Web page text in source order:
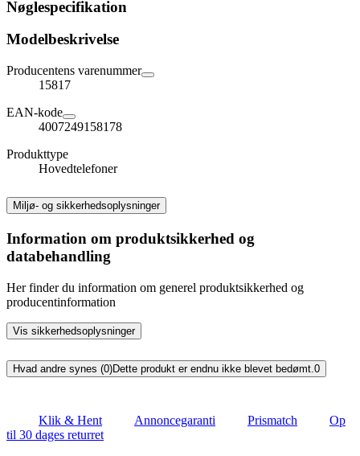
Nøglespecifikation
Modelbeskrivelse
Producentens varenummer
15817
EAN-kode
4007249158178
Produkttype
Hovedtelefoner
Miljø- og sikkerhedsoplysninger
Information om produktsikkerhed og
databehandling
Her finder du information om generel produktsikkerhed og
producentinformation
Vis sikkerhedsoplysninger
Hvad andre synes (0)Dette produkt er endnu ikke blevet bedømt. 0
Klik & Hent Annoncegaranti Prismatch
Op
til 30 dages returret